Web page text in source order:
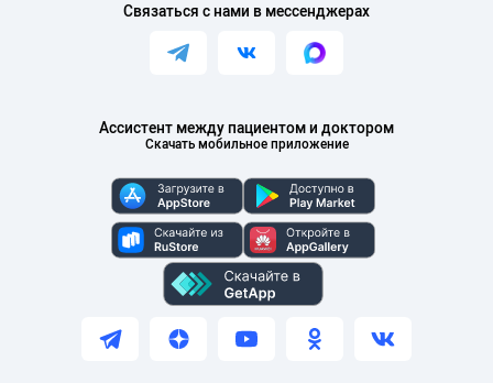
Ассистент между пациентом и доктором
Скачать мобильное приложение
Связаться с нами в мессенджерах